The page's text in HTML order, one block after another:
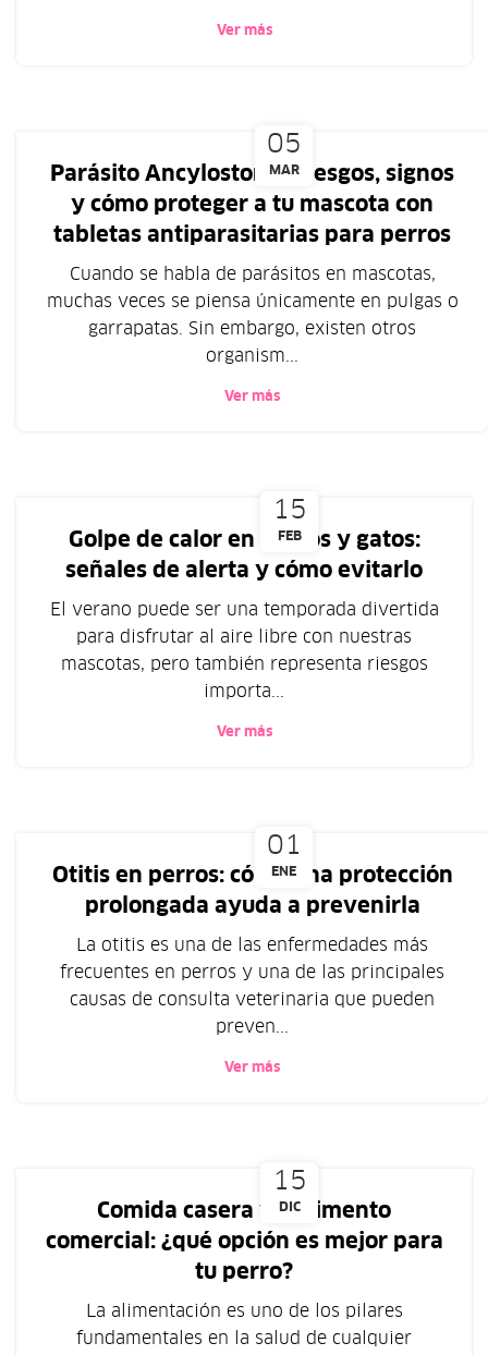
Ver más
05
MAR
Parásito Ancylostoma: riesgos, signos
y cómo proteger a tu mascota con
tabletas antiparasitarias para perros
Cuando se habla de parásitos en mascotas,
muchas veces se piensa únicamente en pulgas o
garrapatas. Sin embargo, existen otros
organism...
Ver más
15
FEB
Golpe de calor en perros y gatos:
señales de alerta y cómo evitarlo
El verano puede ser una temporada divertida
para disfrutar al aire libre con nuestras
mascotas, pero también representa riesgos
importa...
Ver más
01
ENE
Otitis en perros: cómo una protección
prolongada ayuda a prevenirla
La otitis es una de las enfermedades más
frecuentes en perros y una de las principales
causas de consulta veterinaria que pueden
preven...
Ver más
15
DIC
Comida casera vs. alimento
comercial: ¿qué opción es mejor para
tu perro?
La alimentación es uno de los pilares
fundamentales en la salud de cualquier